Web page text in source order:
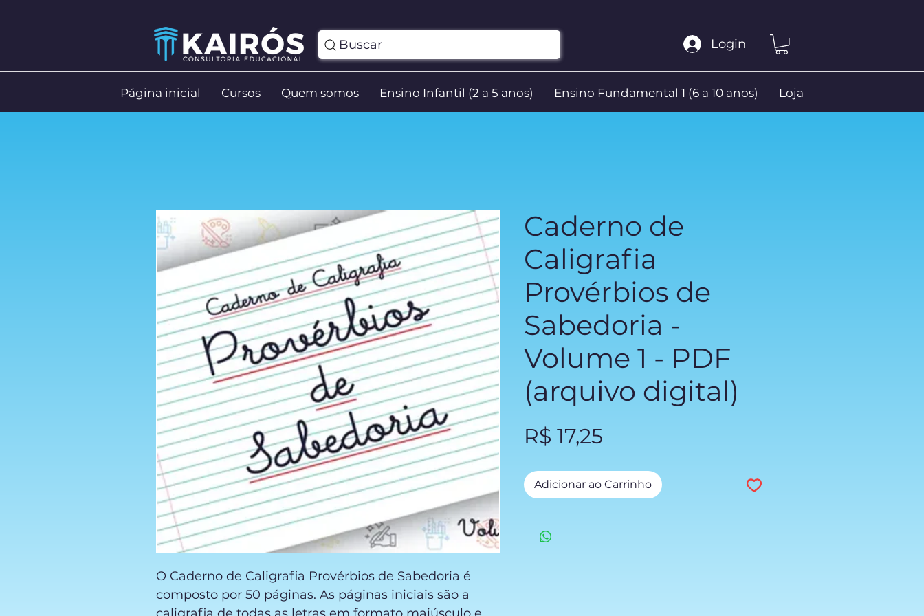
Buscar Login
Página inicial Cursos Quem somos Ensino Infantil (2 a 5 anos) Ensino Fundamental 1 (6 a 10 anos) Loja
O Caderno de Caligrafia Provérbios de Sabedoria é
composto por 50 páginas. As páginas iniciais são a
caligrafia de todas as letras em formato maiúsculo e
Caderno de
Caligrafia
Provérbios de
Sabedoria -
Volume 1 - PDF
(arquivo digital)
R$ 17,25
Adicionar ao Carrinho